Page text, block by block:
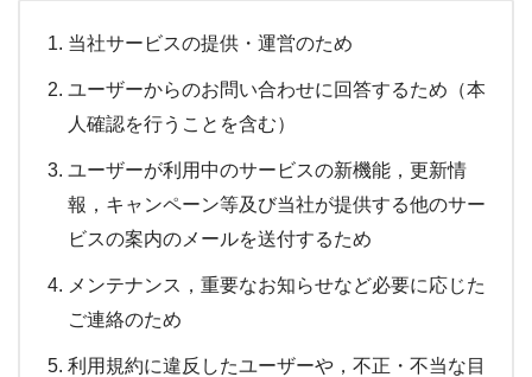
当社サービスの提供・運営のため
ユーザーからのお問い合わせに回答するため（本
人確認を行うことを含む）
ユーザーが利用中のサービスの新機能，更新情
報，キャンペーン等及び当社が提供する他のサー
ビスの案内のメールを送付するため
メンテナンス，重要なお知らせなど必要に応じた
ご連絡のため
利用規約に違反したユーザーや，不正・不当な目